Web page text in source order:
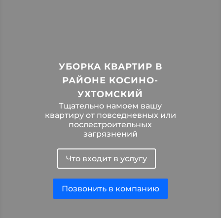
УБОРКА КВАРТИР В
РАЙОНЕ КОСИНО-
УХТОМСКИЙ
Тщательно намоем вашу
квартиру от повседневных или
послестроительных
загрязнений
Что входит в услугу
Позвонить в компанию